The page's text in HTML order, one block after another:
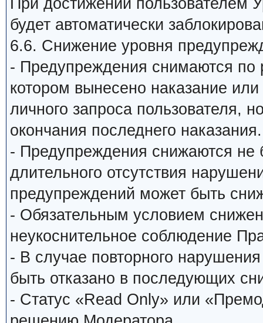
При достижении пользователем
будет автоматически
6.6. Снижение уровня
- Предупреждения снимаются
котором вынесено наказание
личного запроса пользователя,
окончания последнего наказания.
- Предупреждения снижаются
длительного отсутствия
предупреждений может быть
- Обязательным условием
неукоснительное соблюдение
- В случае повторного
быть отказано в последующих
- Статус «Read Only» или